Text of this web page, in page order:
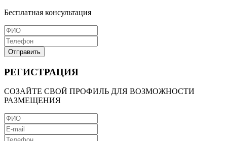
Бесплатная консультация
Отправить
РЕГИСТРАЦИЯ
СОЗАЙТЕ СВОЙ ПРОФИЛЬ ДЛЯ ВОЗМОЖНОСТИ
РАЗМЕЩЕНИЯ